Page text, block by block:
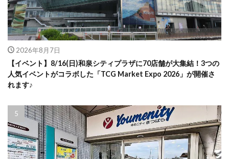
2026年8月7日
【イベント】8/16(日)和泉シティプラザに70店舗が大集結！3つの
人気イベントがコラボした「TCG Market Expo 2026」が開催さ
れます♪